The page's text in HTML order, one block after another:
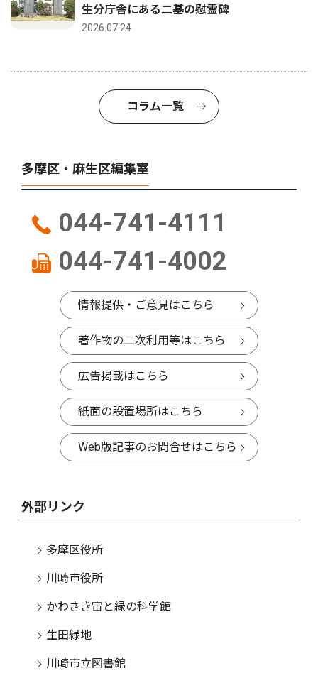
生分庁舎にある二基の慰霊碑
2026.07.24
コラム一覧
多摩区・麻生区編集室
044-741-4111
044-741-4002
情報提供・ご意見はこちら
著作物の二次利用等はこちら
広告掲載はこちら
紙面の設置場所はこちら
Web版記事のお問合せはこちら
外部リンク
多摩区役所
川崎市役所
かわさき宙と緑の科学館
生田緑地
川崎市立図書館